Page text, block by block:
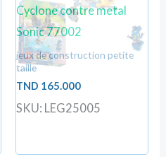
Cyclone contre metal
Sonic 77002
jeux de construction petite
taille
TND 165.000
SKU: LEG25005